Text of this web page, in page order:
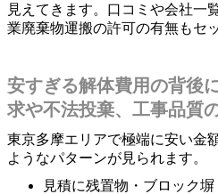
見えてきます。口コミや会社一
業廃棄物運搬の許可の有無もセ
安すぎる解体費用の背後
求や不法投棄、工事品質
東京多摩エリアで極端に安い金
ようなパターンが見られます。
見積に残置物・ブロック